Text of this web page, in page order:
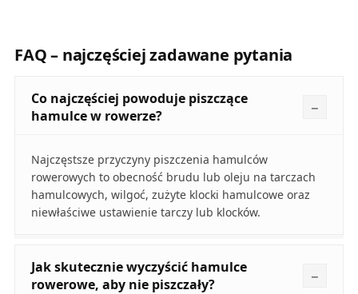
FAQ – najczęściej zadawane pytania
Co najczęściej powoduje piszczące
hamulce w rowerze?
Najczęstsze przyczyny piszczenia hamulców
rowerowych to obecność brudu lub oleju na tarczach
hamulcowych, wilgoć, zużyte klocki hamulcowe oraz
niewłaściwe ustawienie tarczy lub klocków.
Jak skutecznie wyczyścić hamulce
rowerowe, aby nie piszczały?